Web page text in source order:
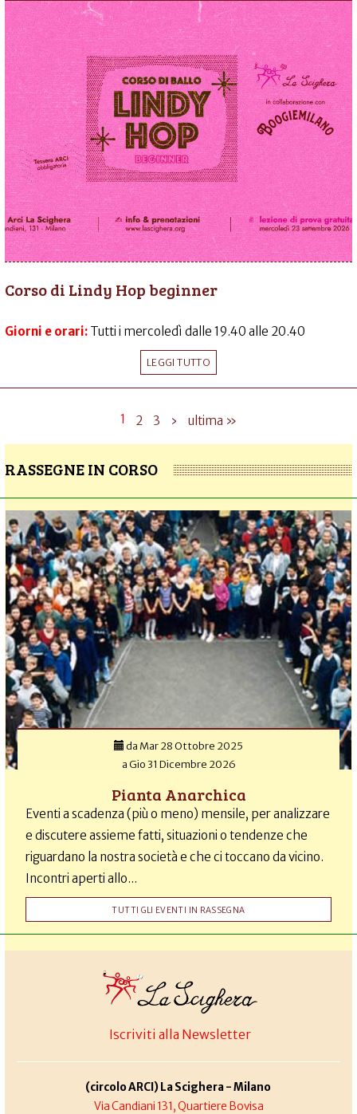
Corso di Lindy Hop beginner
Giorni e orari: Tutti i mercoledì dalle 19.40 alle 20.40
LEGGI TUTTO
1 2 3 › ultima »
RASSEGNE IN CORSO
da Mar 28 Ottobre 2025
aGio 31 Dicembre 2026
Pianta Anarchica
Eventi a scadenza (più o meno) mensile, per analizzare
e discutere assieme fatti, situazioni o tendenze che
riguardano la nostra società e che ci toccano da vicino.
Incontri aperti allo...
TUTTI GLI EVENTI IN RASSEGNA
Iscriviti alla Newsletter
(circolo ARCI) La Scighera - Milano
Via Candiani 131, Quartiere Bovisa